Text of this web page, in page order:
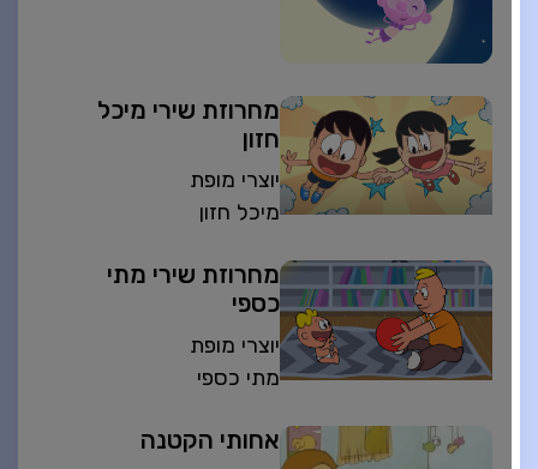
מחרוזת שירי מיכל
חזון
יוצרי מופת
מיכל חזון
מחרוזת שירי מתי
כספי
יוצרי מופת
מתי כספי
אחותי הקטנה